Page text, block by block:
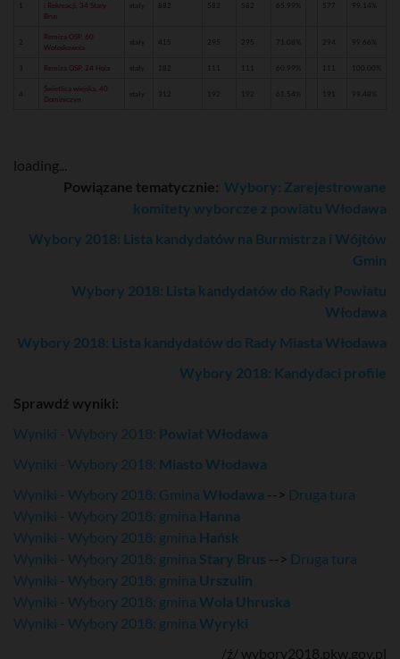
1
i Rekreacji, 34 Stary
Brus
stały 882 582 582 65.99% 577 99.14%
2
Remiza OSP, 60
Wołoskowola
stały 415 295 295 71.08% 294 99.66%
Remiza OSP, 24 Hola stały 182 111 111 60.99% 111 100.00%
4
Świetlica wiejska, 40
Dominiczyn
stały 312 192 192 61.54% 191 99.48%
loading...
Powiązane tematycznie: Wybory: Zarejestrowane
komitety wyborcze z powiatu Włodawa
Wybory 2018: Lista kandydatów na Burmistrza i Wójtów
Gmin
Wybory 2018: Lista kandydatów do Rady Powiatu
Włodawa
Wybory 2018: Lista kandydatów do Rady Miasta Włodawa
Wybory 2018: Kandydaci profile
Sprawdź wyniki:
Wyniki - Wybory 2018: Powiat Włodawa
Wyniki - Wybory 2018: Miasto Włodawa
Wyniki - Wybory 2018: Gmina Włodawa --> Druga tura
Wyniki - Wybory 2018: gmina Hanna
Wyniki - Wybory 2018: gmina Hańsk
Wyniki - Wybory 2018: gmina Stary Brus --> Druga tura
Wyniki - Wybory 2018: gmina Urszulin
Wyniki - Wybory 2018: gmina Wola Uhruska
Wyniki - Wybory 2018: gmina Wyryki
/ź/ wybory2018.pkw.gov.pl